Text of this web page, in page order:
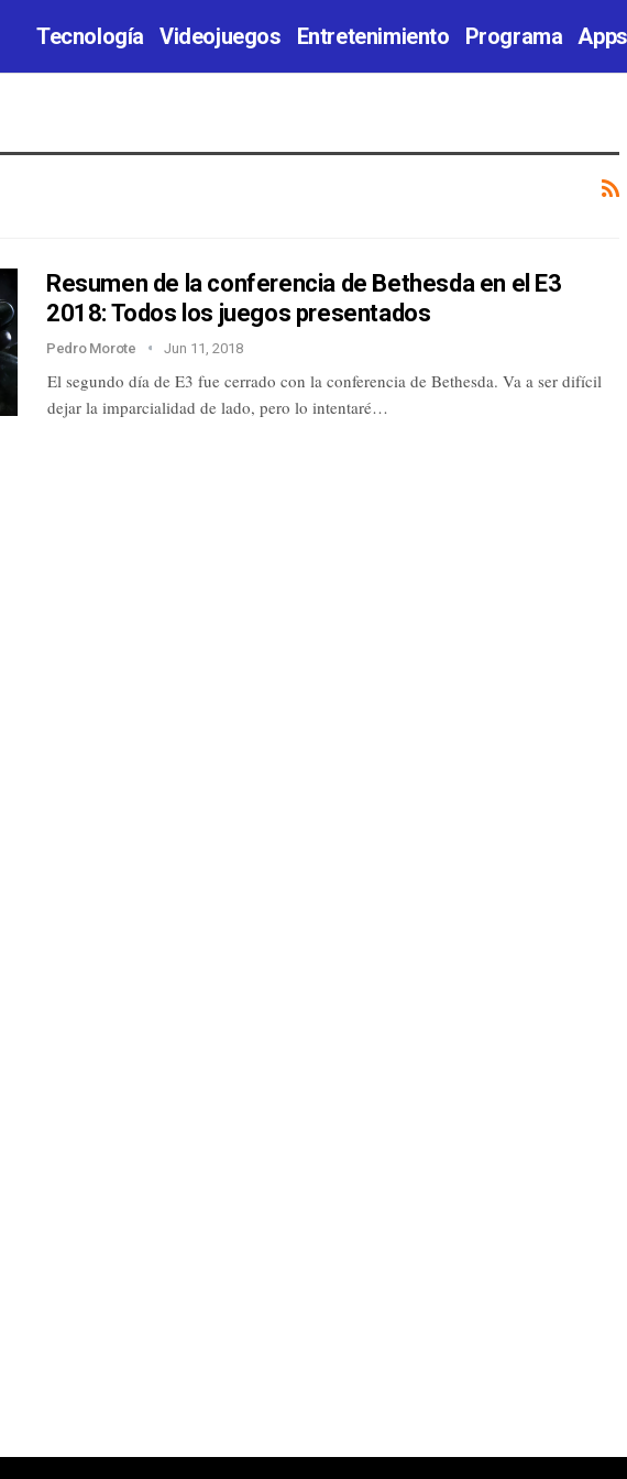
Tecnología Videojuegos Entretenimiento Programa Apps
Resumen de la conferencia de Bethesda en el E3
2018: Todos los juegos presentados
Pedro Morote Jun 11, 2018
El segundo día de E3 fue cerrado con la conferencia de Bethesda. Va a ser difícil
dejar la imparcialidad de lado, pero lo intentaré…